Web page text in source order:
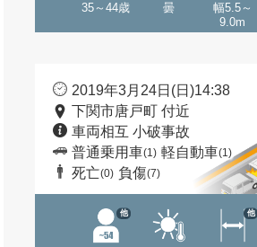
35～44歳 曇
幅5.5～
9.0m
2019年3月24日(日)14:38
下関市唐戸町 付近
車両相互 小破事故
普通乗用車(1) 軽自動車(1)
死亡(0) 負傷(7)
他 他